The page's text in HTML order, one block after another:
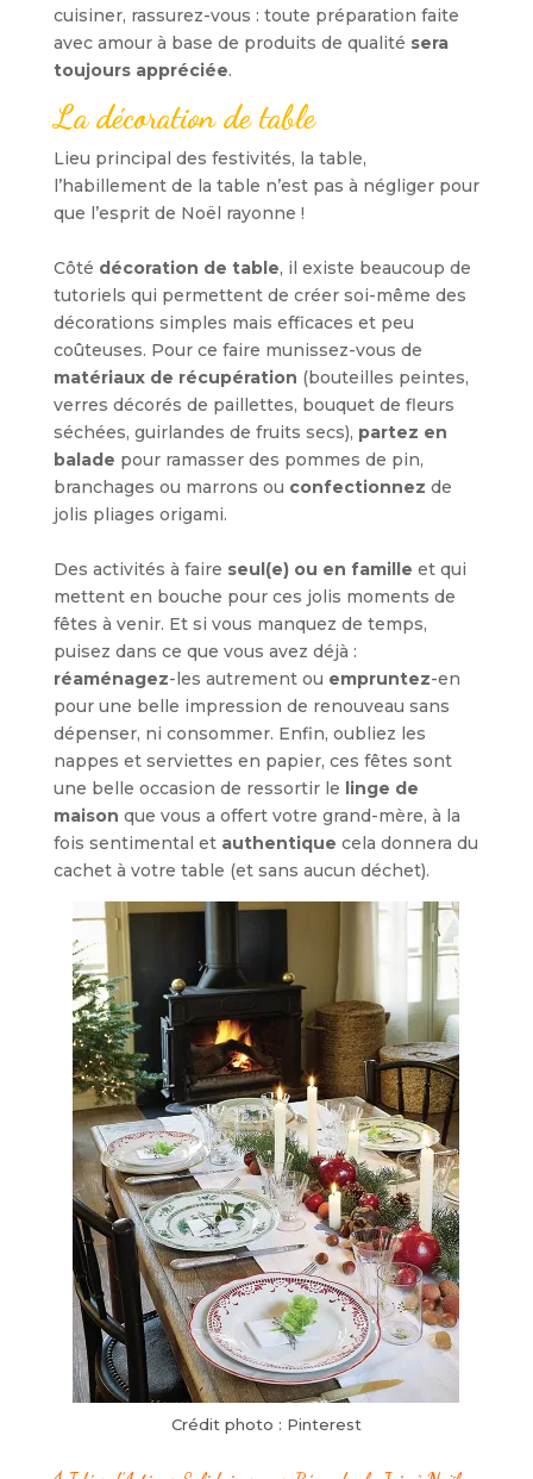
cuisiner, rassurez-vous : toute préparation faite
avec amour à base de produits de qualité sera
toujours appréciée.
La décoration de table
Lieu principal des festivités, la table,
l’habillement de la table n’est pas à négliger pour
que l’esprit de Noël rayonne !
Côté décoration de table, il existe beaucoup de
tutoriels qui permettent de créer soi-même des
décorations simples mais efficaces et peu
coûteuses. Pour ce faire munissez-vous de
matériaux de récupération (bouteilles peintes,
verres décorés de paillettes, bouquet de fleurs
séchées, guirlandes de fruits secs), partez en
balade pour ramasser des pommes de pin,
branchages ou marrons ou confectionnez de
jolis pliages origami.
Des activités à faire seul(e) ou en famille et qui
mettent en bouche pour ces jolis moments de
fêtes à venir. Et si vous manquez de temps,
puisez dans ce que vous avez déjà :
réaménagez-les autrement ou empruntez-en
pour une belle impression de renouveau sans
dépenser, ni consommer. Enfin, oubliez les
nappes et serviettes en papier, ces fêtes sont
une belle occasion de ressortir le linge de
maison que vous a offert votre grand-mère, à la
fois sentimental et authentique cela donnera du
cachet à votre table (et sans aucun déchet).
Crédit photo : Pinterest